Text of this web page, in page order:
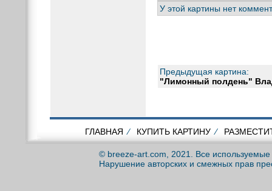
У этой картины нет
Предыдущая картина:
"Лимонный полдень"
ГЛАВНАЯ ⁄ КУПИТЬ КАРТИНУ ⁄
© breeze-art.com, 2021. Все
Нарушение авторских и смежных прав